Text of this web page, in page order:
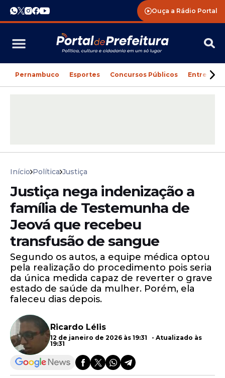
Ouça a Rádio Portal
Pernambuco Esportes Concursos Públicos
Início Política Justiça
Justiça nega indenização a
família de Testemunha de
Jeová que recebeu
transfusão de sangue
Segundo os autos, a equipe médica optou
pela realização do procedimento pois seria
da única medida capaz de reverter o grave
estado de saúde da mulher. Porém, ela
faleceu dias depois.
Ricardo Lélis
12 de janeiro de 2026 às 19:31 - Atualizado às
19:31